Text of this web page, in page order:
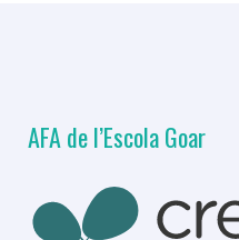
AFA de l’Escola Goar